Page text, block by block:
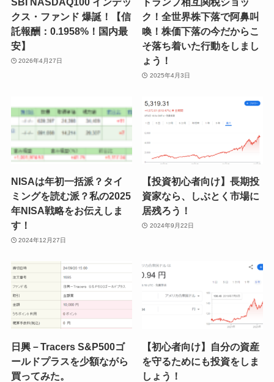
クス・ファンド 爆誕！【信
託報酬：0.1958%！国内最
安】
2026年4月27日
ク！全世界株下落で阿鼻叫
喚！株価下落の今だからこ
そ落ち着いた行動をしまし
ょう！
2025年4月3日
NISAは年初一括派？タイ
ミングを読む派？私の2025
年NISA戦略をお伝えしま
す！
2024年12月27日
【投資初心者向け】長期投
資家なら、しぶとく市場に
居残ろう！
2024年9月22日
日興－Tracers S&P500ゴ
ールドプラスを少額ながら
買ってみた。
【初心者向け】自分の資産
を守るためにも投資をしま
しょう！